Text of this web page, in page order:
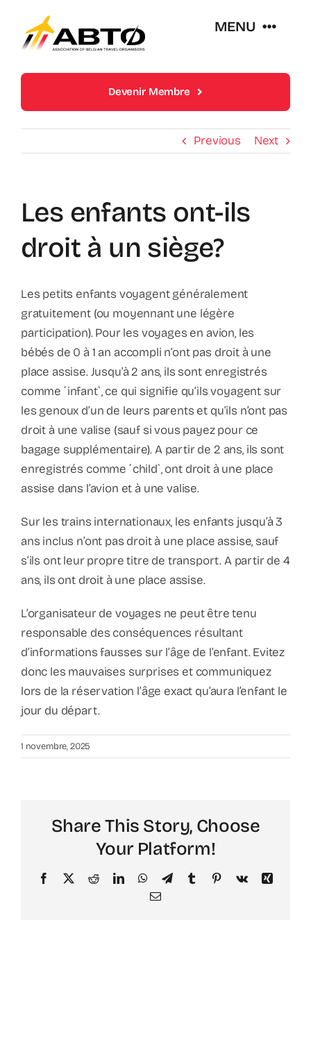
content
MENU
Over Abto
Op Reis Zonder Zorgen
Trends En Evoluties Van De Reissector
Contact
Faq
ABC Van De Toeristische Terminologie
Français
Nederlands
Devenir Membre
Previous Next
Les enfants ont-ils
droit à un siège?
Les petits enfants voyagent généralement
gratuitement (ou moyennant une légère
participation). Pour les voyages en avion, les
bébés de 0 à 1 an accompli n’ont pas droit à une
place assise. Jusqu’à 2 ans, ils sont enregistrés
comme ´infant`, ce qui signifie qu’ils voyagent sur
les genoux d’un de leurs parents et qu’ils n’ont pas
droit à une valise (sauf si vous payez pour ce
bagage supplémentaire). A partir de 2 ans, ils sont
enregistrés comme ´child`, ont droit à une place
assise dans l’avion et à une valise.
Sur les trains internationaux, les enfants jusqu’à 3
ans inclus n’ont pas droit à une place assise, sauf
s’ils ont leur propre titre de transport. A partir de 4
ans, ils ont droit à une place assise.
L’organisateur de voyages ne peut être tenu
responsable des conséquences résultant
d’informations fausses sur l’âge de l’enfant. Evitez
donc les mauvaises surprises et communiquez
lors de la réservation l’âge exact qu’aura l’enfant le
jour du départ.
1 novembre, 2025
Share This Story, Choose
Your Platform!
Facebook
X RedditLinkedInWhatsApp
TelegramTumblr PinterestVk
Xing
Email